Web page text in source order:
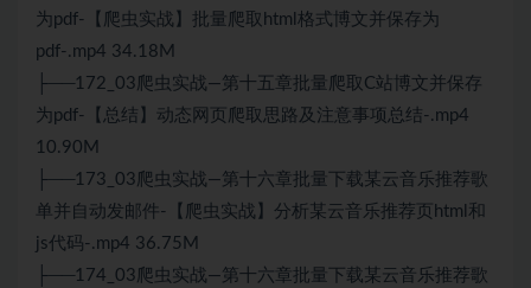
为pdf-【爬虫实战】批量爬取html格式博文并保存为
pdf-.mp4 34.18M
├──172_03爬虫实战—第十五章批量爬取C站博文并保存
为pdf-【总结】动态网页爬取思路及注意事项总结-.mp4
10.90M
├──173_03爬虫实战—第十六章批量下载某云音乐推荐歌
单并自动发邮件-【爬虫实战】分析某云音乐推荐页html和
js代码-.mp4 36.75M
├──174_03爬虫实战—第十六章批量下载某云音乐推荐歌